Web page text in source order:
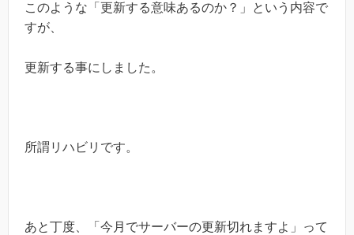
このような「更新する意味あるのか？」という内容で
すが、
更新する事にしました。
所謂リハビリです。
あと丁度、「今月でサーバーの更新切れますよ」って